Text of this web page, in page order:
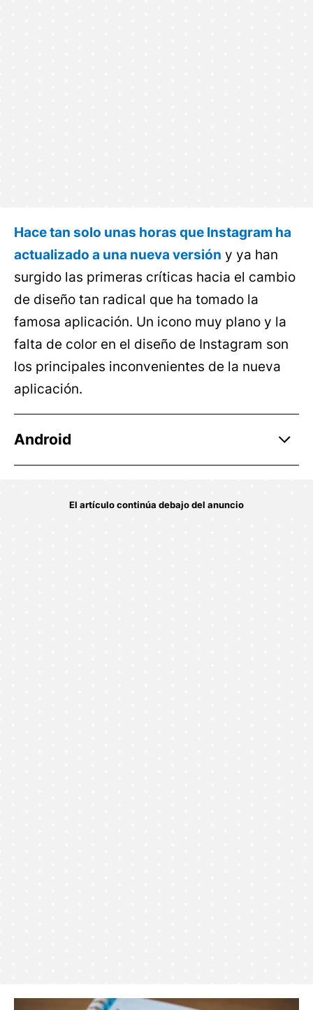
Hace tan solo unas horas que Instagram ha
actualizado a una nueva versión y ya han
surgido las primeras críticas hacia el cambio
de diseño tan radical que ha tomado la
famosa aplicación. Un icono muy plano y la
falta de color en el diseño de Instagram son
los principales inconvenientes de la nueva
aplicación.
Android